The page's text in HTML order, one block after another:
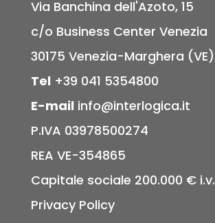
Via Banchina dell'Azoto, 15
c/o Business Center Venezia
30175 Venezia-Marghera (VE)
Tel +39 041 5354800
E-mail info@interlogica.it
P.IVA 03978500274
REA VE-354865
Capitale sociale 200.000 € i.v.
Privacy Policy